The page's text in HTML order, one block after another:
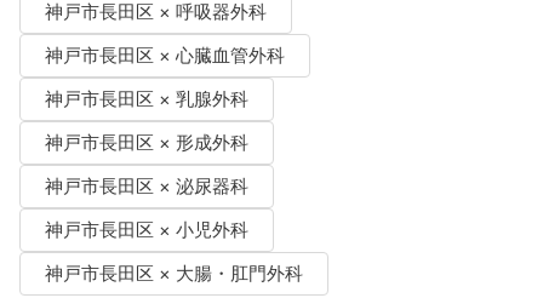
神戸市長田区 × 呼吸器外科
神戸市長田区 × 心臓血管外科
神戸市長田区 × 乳腺外科
神戸市長田区 × 形成外科
神戸市長田区 × 泌尿器科
神戸市長田区 × 小児外科
神戸市長田区 × 大腸・肛門外科